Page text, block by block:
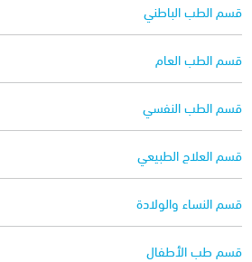
قسم الطب الباطني
قسم الطب العام
قسم الطب النفسي
قسم العلاج الطبيعي
قسم النساء والولادة
قسم طب الأطفال